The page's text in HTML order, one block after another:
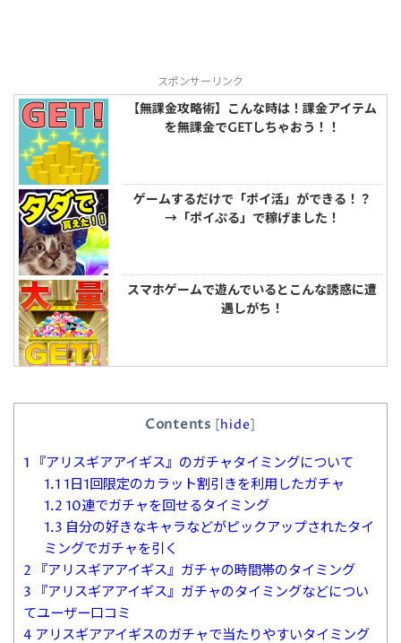
スポンサーリンク
【無課金攻略術】こんな時は！課金アイテム
を無課金でGETしちゃおう！！
ゲームするだけで「ポイ活」ができる！？
→「ポイぷる」で稼げました！
スマホゲームで遊んでいるとこんな誘惑に遭
遇しがち！
Contents [hide]
1 『アリスギアアイギス』のガチャタイミングについて
1.11日1回限定のカラット割引きを利用したガチャ
1.210連でガチャを回せるタイミング
1.3 自分の好きなキャラなどがピックアップされたタイ
ミングでガチャを引く
2 『アリスギアアイギス』ガチャの時間帯のタイミング
3 『アリスギアアイギス』ガチャのタイミングなどについ
てユーザー口コミ
4 アリスギアアイギスのガチャで当たりやすいタイミング